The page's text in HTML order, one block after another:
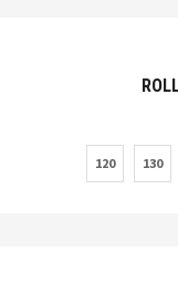
120 130